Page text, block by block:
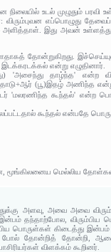
உடல் முழுதும்
எப்பொழுது
இது அவன்
தோன்றுகிறது.
என்று எழுதினார்.
'அசைந்து தாழ்ந்த' என்ற
தோடு+ஆர் (பூ)இதழ்
கூந்தல்' என்ற
கூந்தல் என்பதே
மூங்கிலனைய மெல்லிய
அளவு, அவை அவை
தந்தாற்போல,
பொருள்கள் கிடைத்து இன்பம்
போல் தோன்றித் தோன்றி,
விளக்கம் கூறினர்.